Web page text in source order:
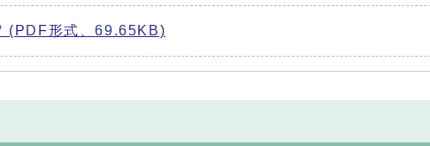
(PDF形式、69.65KB)